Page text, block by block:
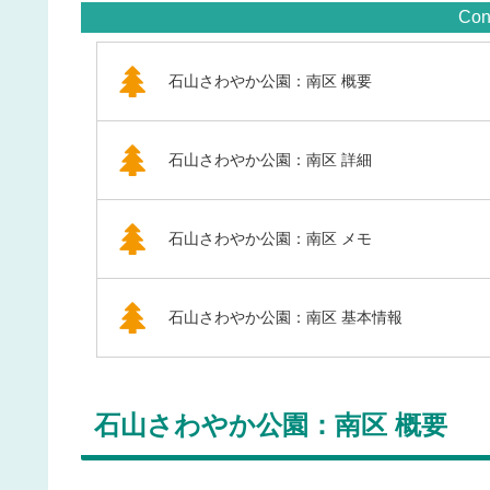
石山さわやか公園：南区 概要
石山さわやか公園：南区 詳細
石山さわやか公園：南区 メモ
石山さわやか公園：南区 基本情報
石山さわやか公園：南区 概要